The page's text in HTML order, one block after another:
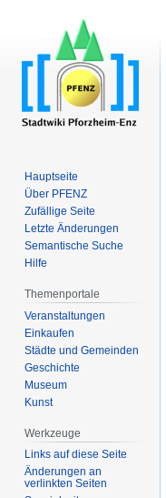
Hauptseite
Über PFENZ
Zufällige Seite
Letzte Änderungen
Semantische Suche
Hilfe
Themenportale
Veranstaltungen
Einkaufen
Städte und Gemeinden
Geschichte
Museum
Kunst
Werkzeuge
Links auf diese Seite
Änderungen an
verlinkten Seiten